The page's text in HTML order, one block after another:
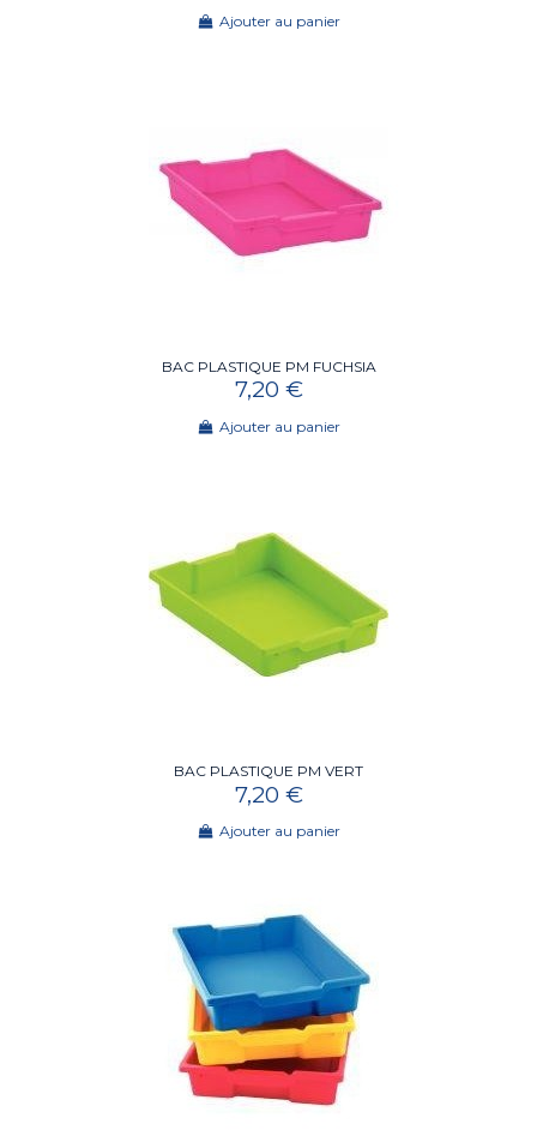
Ajouter au panier
BAC PLASTIQUE PM FUCHSIA
7,20 €
Ajouter au panier
BAC PLASTIQUE PM VERT
7,20 €
Ajouter au panier